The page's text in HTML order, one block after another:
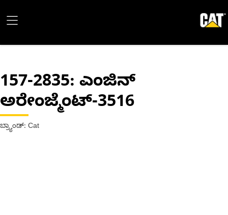
157-2835: ಎಂಜಿನ್
ಅರೇಂಜ್ಮೆಂಟ್-3516
ಬ್ರ್ಯಾಂಡ್: Cat